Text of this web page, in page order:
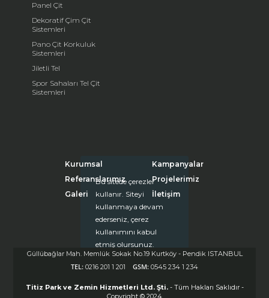
Bu sitede çerezler
kullanır. Siteyi
kullanmaya devam
ederseniz, çerez
kullanımını kabul
etmiş olursunuz.
Daha fazla bilgi için
tıklayınız.
Kapat (X)
Panel Çit
Dekoratif Çim Çit
Sistemleri
Pano Çit Korkuluk
Sistemleri
Jiletli Tel
Spor Sahaları Tel Çit
Sistemleri
Kurumsal
Kampanyalar
Referanslarımız
Projelerimiz
Galeri
İletişim
Güllübağlar Mah. Memlük Sokak No.19 Kurtköy - Pendik ISTANBUL
TEL: 0216 201 1 201 GSM: 0545 234 1 234
Titiz Park ve Zemin Hizmetleri Ltd. Şti. - Tüm Hakları Saklıdır -
Copyright © 2024